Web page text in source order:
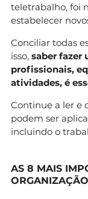
teletrabalho, foi
estabelecer
Conciliar todas
isso, saber fazer
profissionais,
atividades, é
Continue a ler e
podem ser
incluindo o
AS 8 MAIS